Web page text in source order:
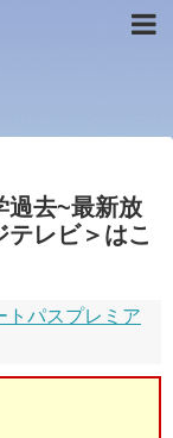
過去~最新放
レビ＞はこ
トパスプレミア